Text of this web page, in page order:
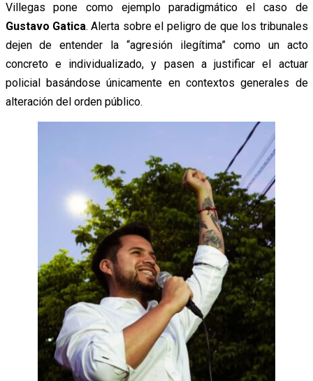
Villegas pone como ejemplo paradigmático el caso de
Gustavo Gatica. Alerta sobre el peligro de que los tribunales
dejen de entender la “agresión ilegítima” como un acto
concreto e individualizado, y pasen a justificar el actuar
policial basándose únicamente en contextos generales de
alteración del orden público.